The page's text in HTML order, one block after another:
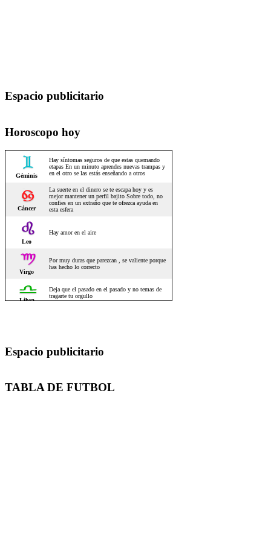
Espacio publicitario
Horoscopo hoy
Espacio publicitario
TABLA DE FUTBOL